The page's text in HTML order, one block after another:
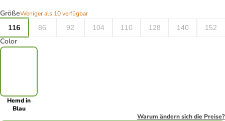
GrößeWeniger als 10 verfügbar
116
86 92 104 110 128 140 152
Color
Hemd in
Blau
Warum ändern sich die Preise?